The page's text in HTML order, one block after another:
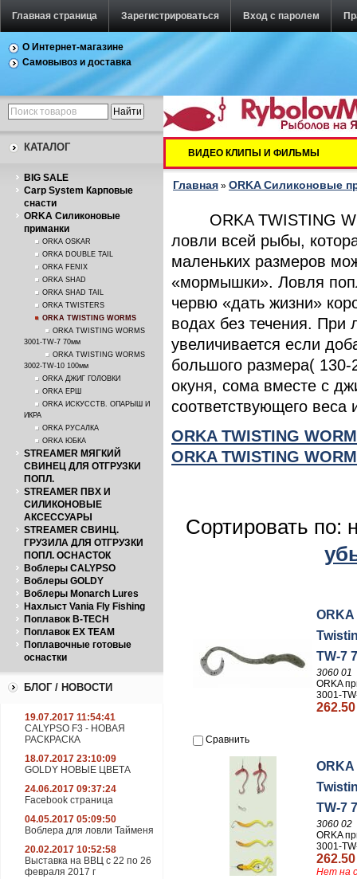
Главная страница Зарегистрироваться Вход с паролем
О Интернет-магазине
Самовывоз и доставка
КАТАЛОГ
BIG SALE
Carp System Карповые
снасти
ORKA Силиконовые
приманки
ORKA OSKAR
ORKA DOUBLE TAIL
ORKA FENIX
ORKA SHAD
ORKA SHAD TAIL
ORKA TWISTERS
ORKA TWISTING WORMS
ORKA TWISTING WORMS
3001-TW-7 70мм
ORKA TWISTING WORMS
3002-TW-10 100мм
ORKA ДЖИГ ГОЛОВКИ
ORKA ЕРШ
ORKA ИСКУССТВ. ОПАРЫШ И
ИКРА
ORKA РУСАЛКА
ORKA ЮБКА
STREAMER МЯГКИЙ
СВИНЕЦ ДЛЯ ОТГРУЗКИ
ПОПЛ.
STREAMER ПВХ И
СИЛИКОНОВЫЕ
АКСЕССУАРЫ
STREAMER СВИНЦ.
ГРУЗИЛА ДЛЯ ОТГРУЗКИ
ПОПЛ. ОСНАСТОК
Воблеры CALYPSO
Воблеры GOLDY
Воблеры Monarch Lures
Нахлыст Vania Fly Fishing
Поплавок B-TECH
Поплавок EX TEAM
Поплавочные готовые
оснастки
БЛОГ / НОВОСТИ
19.07.2017 11:54:41
CALYPSO F3 - НОВАЯ
РАСКРАСКА
18.07.2017 23:10:09
GOLDY НОВЫЕ ЦВЕТА
24.06.2017 09:37:24
Facebook страница
04.05.2017 05:09:50
Воблера для ловли Тайменя
20.02.2017 10:52:58
Выставка на ВВЦ с 22 по 26
февраля 2017 г
ВИДЕО КЛИПЫ И ФИЛЬМЫ
Главная » ORKA Силиконовые
ORKA TWISTING
ловли всей рыбы,
маленьких размеров
«мормышки». Ловля
червю «дать жизни»
водах без течения. При
увеличивается если
большого размера(
окуня, сома вместе с
соответствующего веса
ORKA TWISTING
ORKA TWISTING
Сортировать по:
TW-7
3060 01
ORKA
3001-
Сравнить
TW-7
3060 02
ORKA
3001-
Нет на